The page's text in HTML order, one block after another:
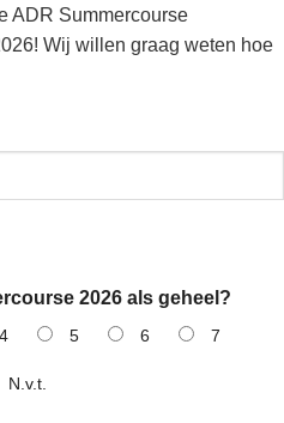
ADR Summercourse
Wij willen graag weten hoe
2026 als geheel?
4 5 6 7
N.v.t.